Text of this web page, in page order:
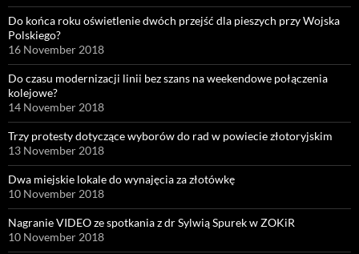
Do końca roku oświetlenie dwóch przejść dla pieszych przy Wojska
Polskiego?
16 November 2018
Do czasu modernizacji linii bez szans na weekendowe połączenia
kolejowe?
14 November 2018
Trzy protesty dotyczące wyborów do rad w powiecie złotoryjskim
13 November 2018
Dwa miejskie lokale do wynajęcia za złotówkę
10 November 2018
Nagranie VIDEO ze spotkania z dr Sylwią Spurek w ZOKiR
10 November 2018